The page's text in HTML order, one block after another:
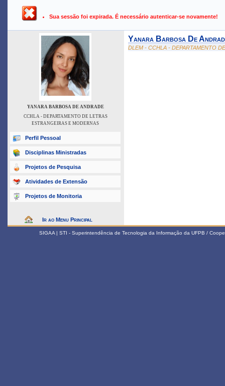
UFPB ›
Sua sessão foi expirada. É necessário autenticar-se novamente!
YANARA BARBOSA DE ANDRADE
CCHLA - DEPARTAMENTO DE LETRAS
ESTRANGEIRAS E MODERNAS
Perfil Pessoal
Disciplinas Ministradas
Projetos de Pesquisa
Atividades de Extensão
Projetos de Monitoria
Ir ao Menu Principal
Yanara Barbosa De
DLEM - CCHLA - DEPARTAMENTO
SIGAA | STI - Superintendência de Tecnologia da Informação da UFPB /